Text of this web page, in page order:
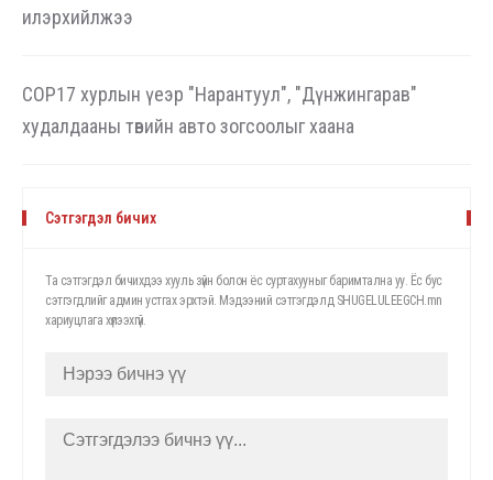
илэрхийлжээ
COP17 хурлын үеэр "Нарантуул", "Дүнжингарав"
худалдааны төвийн авто зогсоолыг хаана
Сэтгэгдэл бичих
Та сэтгэгдэл бичихдээ хууль зүйн болон ёс суртахууныг баримтална уу. Ёс бус
сэтгэгдлийг админ устгах эрхтэй. Мэдээний сэтгэгдэлд SHUGELULEEGCH.mn
хариуцлага хүлээхгүй.